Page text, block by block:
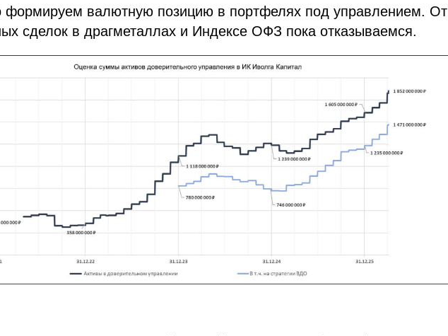
формируем валютную позицию в портфелях под управлением. От
сделок в драгметаллах и Индексе ОФЗ пока отказываемся.